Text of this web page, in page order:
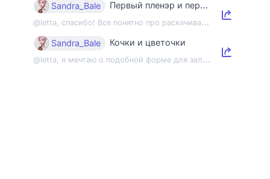
Sandra_Bale Первый пленэр и первый этюд
@
letta, спасибо! Все понятно про раскачивание пленэрной мышцы, но напомнить об э...
Sandra_Bale Кочки и цветочки
@
letta, я мечтаю о подобной форме для зала 😂